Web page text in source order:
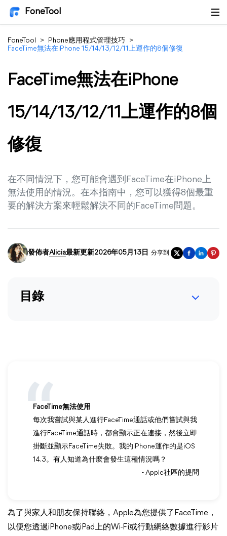
FoneTool
FoneTool > Phone應用程式管理技巧
>
FaceTime無法在iPhone 15/14/13/12/11上運作的8個修復
FaceTime無法在iPhone
15/14/13/12/11上運作的8個
修復
在不同情況下，您可能會遇到FaceTime在iPhone上
無法使用的情況。在本指南中，您可以獲得8個最重
要的解決方案來輕鬆解決不同的FaceTime問題。
發佈者Alicia最新更新2026年05月13日 分享到:
目錄
FaceTime無法使用
每次我嘗試與某人進行FaceTime通話或他們嘗試與我
進行FaceTime通話時，都會顯示正在連接，然後立即
掛斷並顯示FaceTime失敗。我的iPhone運作的是iOS
14.3。有人知道為什麼會發生這種情況嗎？
- Apple社區的提問
為了與家人和朋友保持聯絡，Apple為您提供了FaceTime，
以便您透過iPhone或iPad上的Wi-Fi或行動網絡數據進行影片